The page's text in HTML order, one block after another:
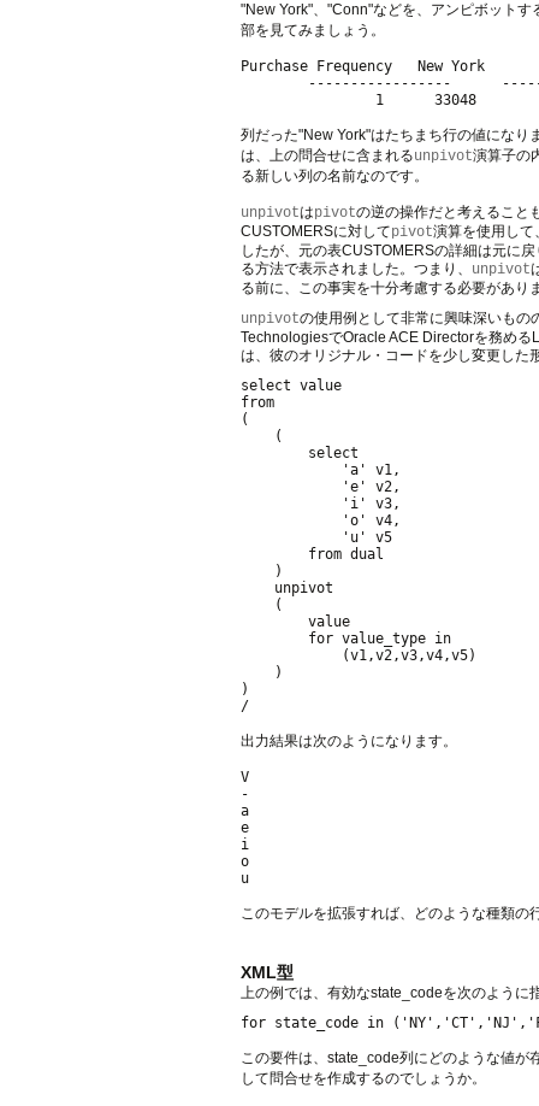
"New York"、"Conn"などを、アンピボット
部を見てみましょう。
Purchase Frequency   New York
-----------------
列だった"New York"はたちまち行の値にな
は、上の問合せに含まれるunpivot演算子の
る新しい列の名前なのです。
unpivotはpivotの逆の操作だと考えること
CUSTOMERSに対してpivot演算を使用して
したが、元の表CUSTOMERSの詳細は元に
る方法で表示されました。つまり、 unpivot
る前に、この事実を十分考慮する必要があり
unpivotの使用例として非常に興味深いもの
TechnologiesでOracle ACE Directorを務める
は、彼のオリジナル・コードを少し変更した
select value
from
(
    (
        select
            'a' v1,
            'e' v2,
            'i' v3,
            'o' v4,
            'u' v5
        from dual
    )
    unpivot
    (
        value
        for value_type in
            (v1,v2,v3,v4,v5)
    )
)
出力結果は次のようになります。
V
-
a
e
i
o
このモデルを拡張すれば、どのような種類
XML型
上の例では、有効なstate_codeを次のように
この要件は、state_code列にどのような値が
して問合せを作成するのでしょうか。